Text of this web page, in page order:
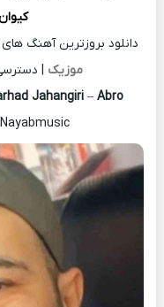
دانلود بروزترین آهنگ
موزیک |
Jahangiri – Abro